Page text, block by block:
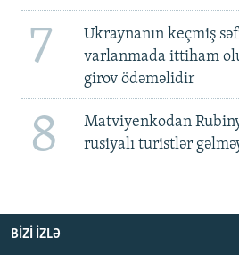
7
Ukraynanın keçmiş
varlanmada ittiham
girov ödəməlidir
8
Matviyenkodan
rusiyalı turistlər
BIZI IZLƏ